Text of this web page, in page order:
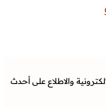
والاطلاع على أحدث